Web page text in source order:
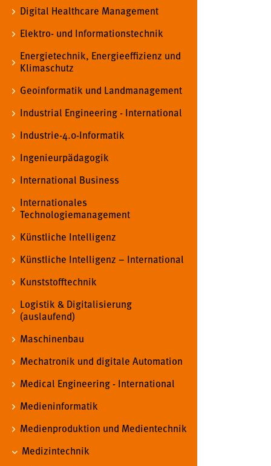
Digital Healthcare Management
Elektro- und Informationstechnik
Energietechnik, Energieeffizienz und
Klimaschutz
Geoinformatik und Landmanagement
Industrial Engineering - International
Industrie-4.0-Informatik
Ingenieurpädagogik
International Business
Internationales
Technologiemanagement
Künstliche Intelligenz
Künstliche Intelligenz – International
Kunststofftechnik
Logistik & Digitalisierung
(auslaufend)
Maschinenbau
Mechatronik und digitale Automation
Medical Engineering - International
Medieninformatik
Medienproduktion und Medientechnik
Medizintechnik
Cookie Laufzeit:
MibewSessionID, mibew-chat-frame-
Sitzungslaufzeit, mibew_locale = 3
Jahre, MIBEW_UserID = 1 Jahr
Login
Name: fe_user, be_user, be_lastLoginProvider
Zweck:
Dieser Cookie ist notwendig um sich an
STATISTIK
Statistik Cookies erfassen Informationen anonym.
unsere Besucher unsere Website nutzen.
Matomo
Name:
Zweck:
Cookie Laufzeit: Max. 13 Monate
Marketing Cookies werden von Drittanbietern
verwendet, um personalisierte Werbung anzuzeigen.